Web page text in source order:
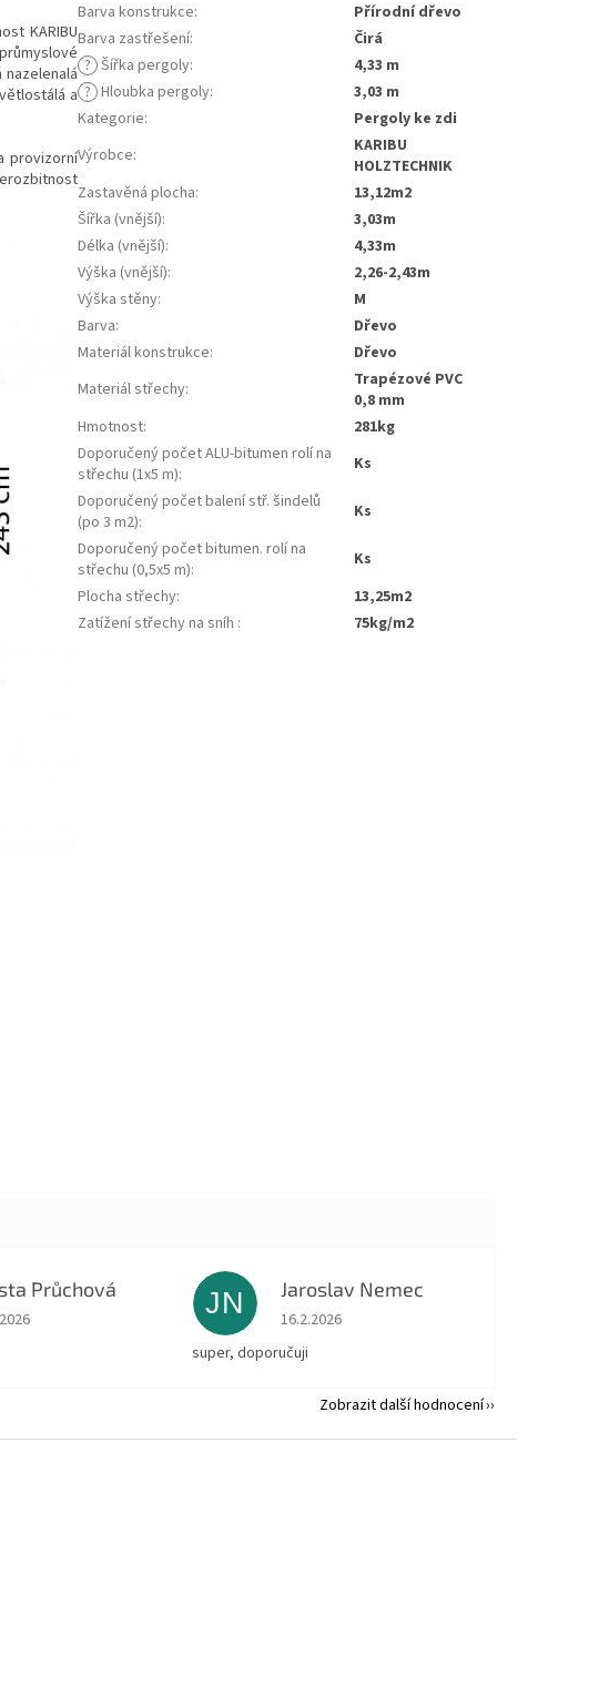
KARIBU
a
provizorní
Barva konstrukce:
Přírodní dřevo
Barva zastřešení:
Čirá
? Šířka pergoly:
4,33 m
? Hloubka pergoly:
3,03 m
Kategorie:
pergoly ke zdi
Výrobce:
KARIBU
HOLZTECHNIK
Zastavěná plocha:
13,12m2
Šířka (vnější):
3,03m
Délka (vnější):
4,33m
Výška (vnější):
2,26-2,43m
Výška stěny:
m
Barva:
dřevo
Materiál konstrukce:
dřevo
Materiál střechy:
trapézové PVC
0,8 mm
Hmotnost:
281kg
Doporučený počet ALU-bitumen rolí na
střechu (1x5 m):
ks
Doporučený počet balení stř. šindelů
(po 3 m2):
ks
Doporučený počet bitumen. rolí na
střechu (0,5x5 m):
ks
Plocha střechy:
13,25m2
Zatížení střechy na sníh : 75kg/m2
Průchová
obchodu je 5 z 5 hvězdiček.
JN Jaroslav Nemec
Hodnocení obchodu je 5 z 5 hvězdiček.
16.2.2026
super, doporučuji
Zobrazit další hodnocení